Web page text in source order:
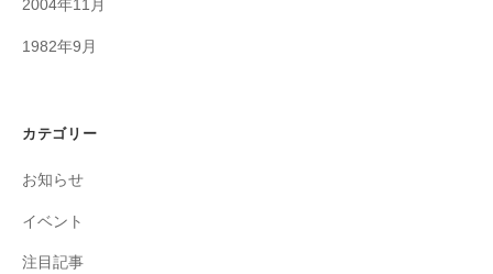
2004年11月
1982年9月
カテゴリー
お知らせ
イベント
注目記事